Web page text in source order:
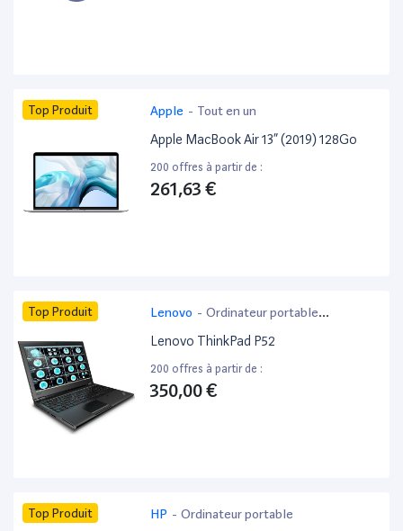
Top Produit Apple - Tout en un
Apple MacBook Air 13” (2019) 128Go
200 offres à partir de :
261,63 €
Top Produit Lenovo - Ordinateur portable
bureautique
Lenovo ThinkPad P52
200 offres à partir de :
350,00 €
Top Produit HP - Ordinateur portable